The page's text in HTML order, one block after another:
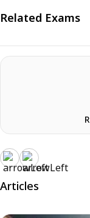
Related Exams
Articles